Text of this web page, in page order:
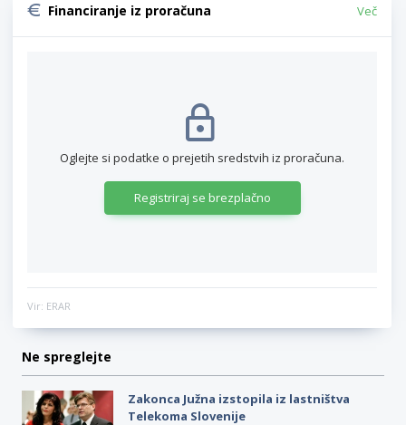
Financiranje iz proračuna Več
Oglejte si podatke o prejetih sredstvih iz proračuna.
Registriraj se brezplačno
Vir: ERAR
Ne spreglejte
Zakonca Južna izstopila iz lastništva
Telekoma Slovenije